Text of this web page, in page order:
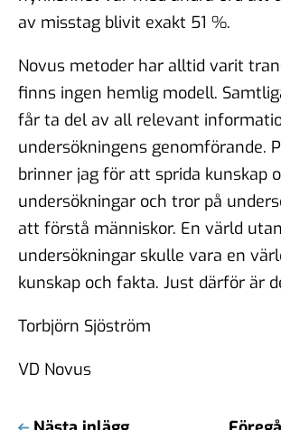
av misstag blivit exakt 51 %.
Novus metoder har alltid varit
finns ingen hemlig modell.
får ta del av all relevant
undersökningens genomförande.
brinner jag för att sprida kunskap
undersökningar och tror på
att förstå människor. En värld
undersökningar skulle vara en
kunskap och fakta. Just därför är
Torbjörn Sjöström
VD Novus